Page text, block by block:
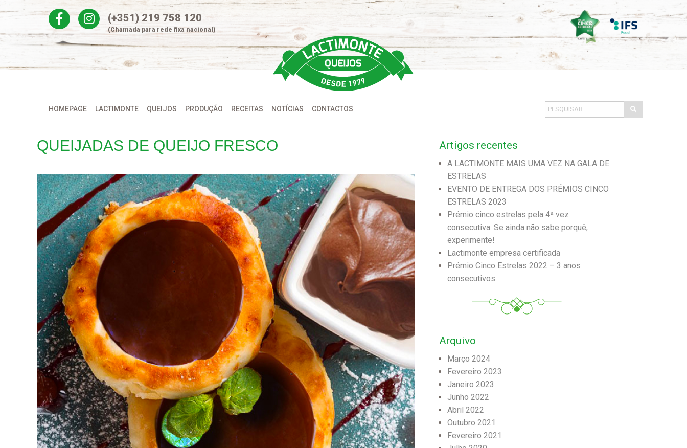
to
(+351) 219 758 120
(Chamada para rede fixa nacional)
HOMEPAGE LACTIMONTE QUEIJOS PRODUÇÃO RECEITAS NOTÍCIAS CONTACTOS
QUEIJADAS DE QUEIJO FRESCO Artigos recentes
A LACTIMONTE MAIS UMA VEZ NA GALA DE
ESTRELAS
EVENTO DE ENTREGA DOS PRÉMIOS CINCO
ESTRELAS 2023
Prémio cinco estrelas pela 4ª vez
consecutiva. Se ainda não sabe porquê,
experimente!
Lactimonte empresa certificada
Prémio Cinco Estrelas 2022 – 3 anos
consecutivos
Arquivo
Março 2024
Fevereiro 2023
Janeiro 2023
Junho 2022
Abril 2022
Outubro 2021
Fevereiro 2021